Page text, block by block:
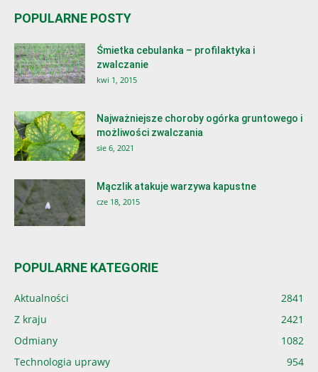
POPULARNE POSTY
Śmietka cebulanka – profilaktyka i
zwalczanie
kwi 1, 2015
Najważniejsze choroby ogórka gruntowego i
możliwości zwalczania
sie 6, 2021
Mączlik atakuje warzywa kapustne
cze 18, 2015
POPULARNE KATEGORIE
Aktualności
2841
Z kraju
2421
Odmiany
1082
Technologia uprawy
954